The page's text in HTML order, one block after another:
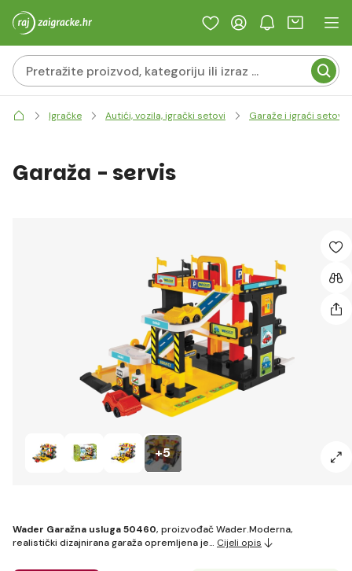
Igračke Autići, vozila, igrački setovi Garaže i igraći setovi
+5
Garaža - servis
Wader Garažna usluga 50460, proizvođač Wader.Moderna,
realistički dizajnirana garaža opremljena je… Cijeli opis